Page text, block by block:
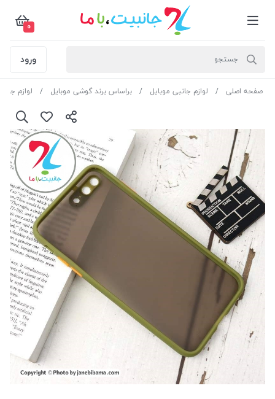
0
ورود
صفحه اصلی لوازم جانبی موبایل براساس برند گوشی موبایل لوازم